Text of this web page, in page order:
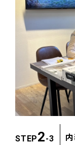
STEP2-3